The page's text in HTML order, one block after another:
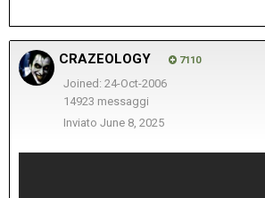
CRAZEOLOGY 7110
Joined: 24-Oct-2006
14923 messaggi
Inviato June 8, 2025